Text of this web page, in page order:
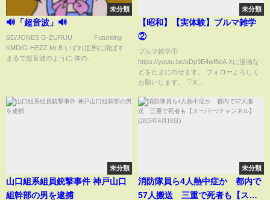
未分類
🔊「超音波」🔊
SD/JONES G-ZURUU Futureing
KMD/G-HEZZ Mr.B いずれ世界に飛ばす
まるで超音波のように 体の...
未分類
【昭和】【実体験】ブルマ雑学
②
ブルマ雑学①
https://youtu.be/aDp9E4wf8eA Xに漫画な
どをたまにのせます。 フォローよろしく
お願いします。 ▽X...
未分類
山口組系組員銃撃事件 神戸山口
組幹部の男を逮捕
未分類
消防隊員ら4人熱中症か 都内で
57人搬送 三重で死者も【スー